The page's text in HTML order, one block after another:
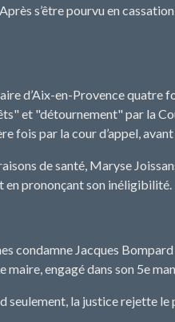
s’être pourvu en
d’Aix-en-Provence quatre
et "détournement" par la
fois par la cour d’appel,
de santé, Maryse
en prononçant son inéligibilité.
condamne Jacques
maire, engagé dans son 5e
seulement, la justice rejette